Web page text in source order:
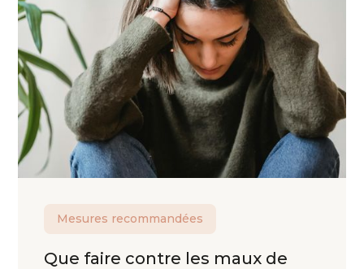
Mesures recommandées
Que faire contre les maux de